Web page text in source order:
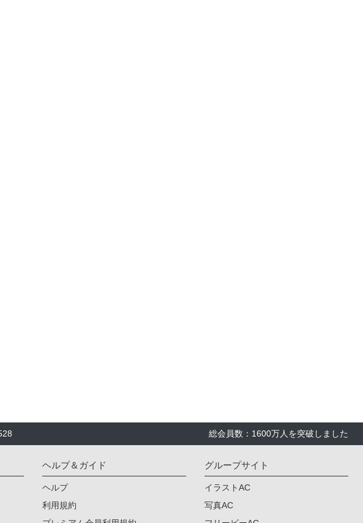
総会員数：1600万人を突破しました
ヘルプ＆ガイド
ヘルプ
利用規約
グループサイト
イラストAC
写真AC